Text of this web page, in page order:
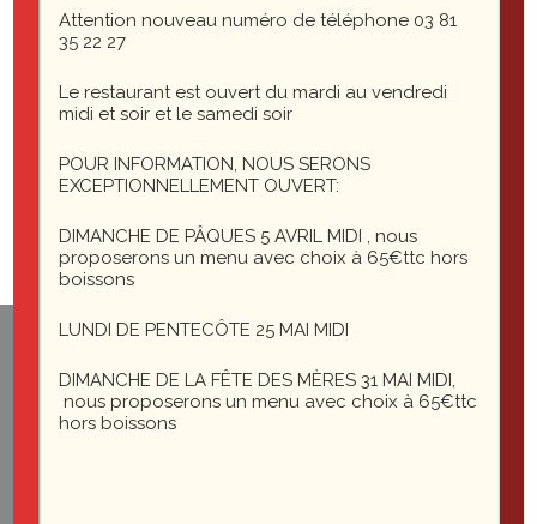
Laisser un commentaire
Vous devez
pour publier un commentaire.
25200 Montbéliard
Attention nouveau numéro de téléphone 03 81
35 22 27
Le restaurant est ouvert du mardi au vendredi
midi et soir et le samedi soir
POUR INFORMATION, NOUS SERONS
EXCEPTIONNELLEMENT OUVERT:
DIMANCHE DE PÂQUES 5 AVRIL MIDI , nous
proposerons un menu avec choix à 65€ttc hors
boissons
LUNDI DE PENTECÔTE 25 MAI MIDI
DIMANCHE DE LA FÊTE DES MÈRES 31 MAI MIDI,
nous proposerons un menu avec choix à 65€ttc
hors boissons